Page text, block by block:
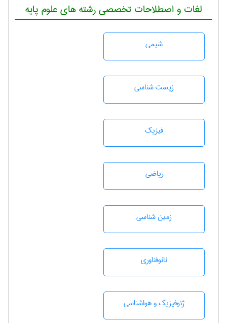
لغات و اصطلاحات تخصصی رشته های علوم پایه
شيمی
زيست شناسی
فیزیک
رياضی
زمين شناسی
نانوفناوری
ژئوفيزيك و هواشناسی